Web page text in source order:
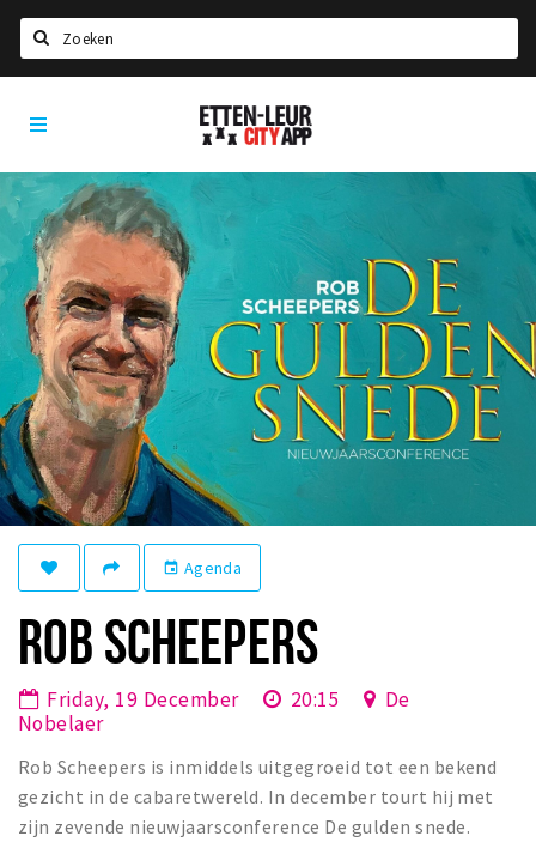
Home
Agenda
Deals
Party pics
Nieuws, interviews & blogs
Eten
Drinken
Slapen
Recreatief
Winkels
Winkelgebieden
Bezienswaardigheden
Musea, theaters & podia
Toeristische routes
Natuurgebieden
Etten-
Leur
event Agenda
ROB SCHEEPERS
Friday, 19 December 20:15
De
Nobelaer
Rob Scheepers is inmiddels uitgegroeid tot een bekend
gezicht in de cabaretwereld. In december tourt hij met
zijn zevende nieuwjaarsconference De gulden snede.